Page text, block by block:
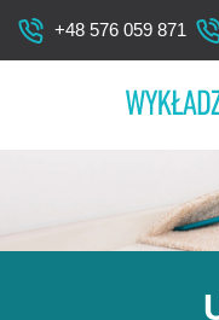
+48 576 059 871